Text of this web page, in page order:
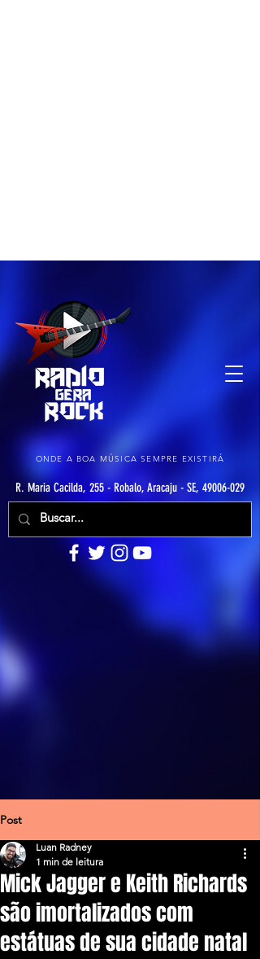
ONDE A BOA MÚSICA SEMPRE EXISTIRÁ
R. Maria Cacilda, 255 - Robalo, Aracaju - SE, 49006-029
Post
Mick Jagger e Keith Richards
são imortalizados com
estátuas de sua cidade natal
Luan Radney
1 min de leitura